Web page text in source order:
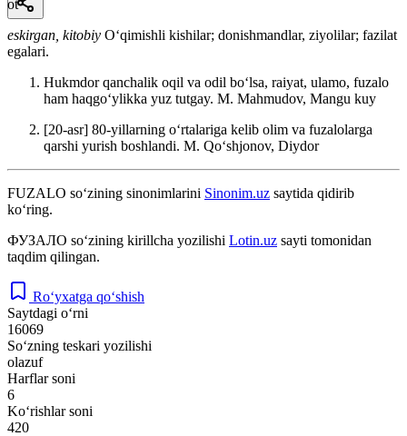
ot
eskirgan, kitobiy Oʻqimishli kishilar; donishmandlar, ziyolilar; fazilat
egalari.
Hukmdor qanchalik oqil va odil boʻlsa, raiyat, ulamo, fuzalo
ham haqgoʻylikka yuz tutgay. M. Mahmudov, Mangu kuy
[20-asr] 80-yillarning oʻrtalariga kelib olim va fuzalolarga
qarshi yurish boshlandi. M. Qoʻshjonov, Diydor
FUZALO so‘zining sinonimlarini Sinonim.uz saytida qidirib
ko‘ring.
ФУЗАЛО so‘zining kirillcha yozilishi Lotin.uz sayti tomonidan
taqdim qilingan.
Ro‘yxatga qo‘shish
Saytdagi o‘rni
16069
So‘zning teskari yozilishi
olazuf
Harflar soni
6
Ko‘rishlar soni
420